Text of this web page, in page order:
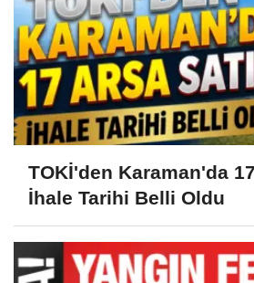
TOKİ'den Karaman'da
İhale Tarihi Belli Oldu